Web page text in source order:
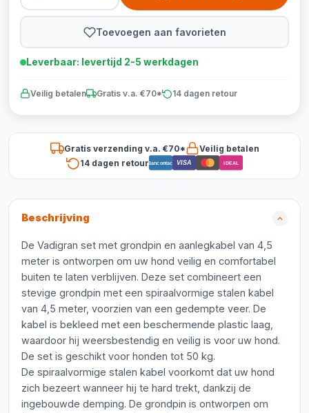
Toevoegen aan favorieten
Leverbaar: levertijd 2-5 werkdagen
Veilig betalen Gratis v.a. €70* 14 dagen retour
Gratis verzending v.a. €70*
Veilig betalen
14 dagen retourBancontact VISA iDEAL
Beschrijving
De Vadigran set met grondpin en aanlegkabel van 4,5
meter is ontworpen om uw hond veilig en comfortabel
buiten te laten verblijven. Deze set combineert een
stevige grondpin met een spiraalvormige stalen kabel
van 4,5 meter, voorzien van een gedempte veer. De
kabel is bekleed met een beschermende plastic laag,
waardoor hij weersbestendig en veilig is voor uw hond.
De set is geschikt voor honden tot 50 kg.
De spiraalvormige stalen kabel voorkomt dat uw hond
zich bezeert wanneer hij te hard trekt, dankzij de
ingebouwde demping. De grondpin is ontworpen om